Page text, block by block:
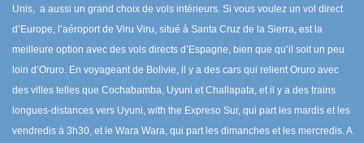
Unis, a aussi un grand choix de vols intérieurs. Si vous voulez un vol direct
d’Europe, l’aéroport de Viru Viru, situé à Santa Cruz de la Sierra, est la
meilleure option avec des vols directs d’Espagne, bien que qu’il soit un peu
loin d’Oruro. En voyageant de Bolivie, il y a des cars qui relient Oruro avec
des villes telles que Cochabamba, Uyuni et Challapata, et il y a des trains
longues-distances vers Uyuni, with the Expreso Sur, qui part les mardis et les
vendredis à 3h30, et le Wara Wara, qui part les dimanches et les mercredis. A